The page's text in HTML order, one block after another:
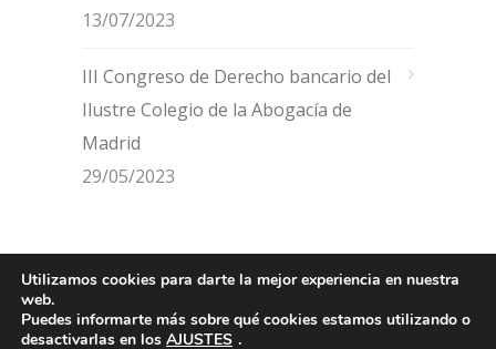
13/07/2023
III Congreso de Derecho bancario del
Ilustre Colegio de la Abogacía de
Madrid
29/05/2023
Law. With the support of the Erasmus+ Programme of
the European Union · Diseño web
Utilizamos cookies para darte la mejor experiencia en nuestra
web.
Puedes informarte más sobre qué cookies estamos utilizando o
desactivarlas en los AJUSTES .